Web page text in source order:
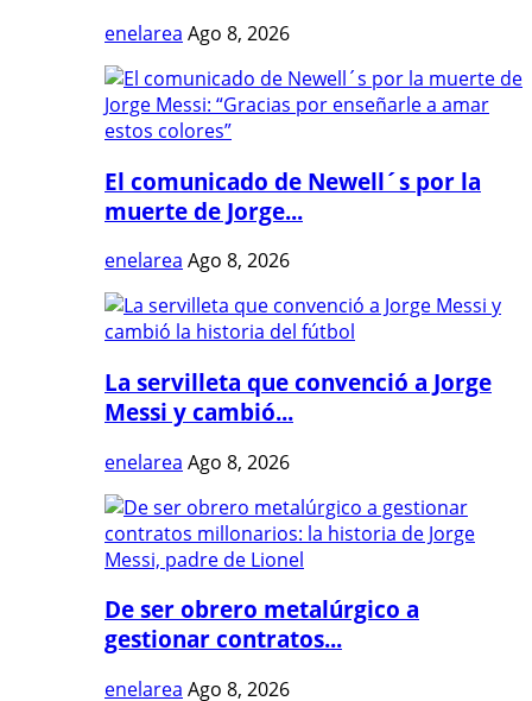
enelarea Ago 8, 2026
El comunicado de Newell´s por la
muerte de Jorge...
enelarea Ago 8, 2026
La servilleta que convenció a Jorge
Messi y cambió...
enelarea Ago 8, 2026
De ser obrero metalúrgico a
gestionar contratos...
enelarea Ago 8, 2026